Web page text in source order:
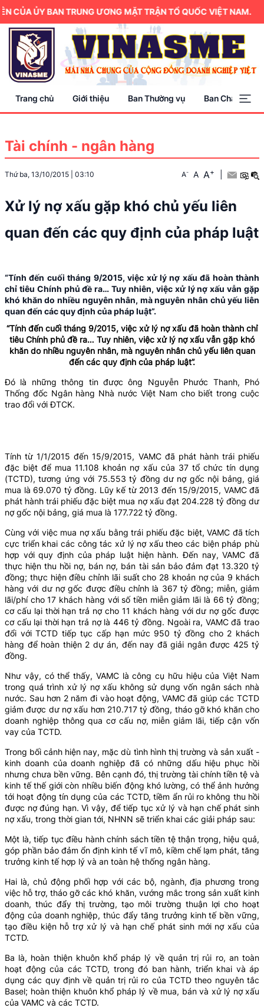
ỦY BAN TRUNG ƯƠNG MẶT TRẬN TỔ QUỐC VIỆT NAM.
Trang chủ Giới thiệu Ban Thường vụ Ban Chấp hành
Tài chính - ngân hàng
Thứ ba, 13/10/2015 03:10 A- A A+
Xử lý nợ xấu gặp khó chủ yếu liên
quan đến các quy định của pháp luật
“Tính đến cuối tháng 9/2015, việc xử lý nợ xấu đã hoàn thành
chỉ tiêu Chính phủ đề ra… Tuy nhiên, việc xử lý nợ xấu vẫn gặp
khó khăn do nhiều nguyên nhân, mà nguyên nhân chủ yếu liên
quan đến các quy định của pháp luật”.
“Tính đến cuối tháng 9/2015, việc xử lý nợ xấu đã hoàn thành chỉ
tiêu Chính phủ đề ra… Tuy nhiên, việc xử lý nợ xấu vẫn gặp khó
khăn do nhiều nguyên nhân, mà nguyên nhân chủ yếu liên quan
đến các quy định của pháp luật”.
Đó là những thông tin được ông Nguyễn Phước Thanh, Phó
Thống đốc Ngân hàng Nhà nước Việt Nam cho biết trong cuộc
trao đổi với ĐTCK.
Tính từ 1/1/2015 đến 15/9/2015, VAMC đã phát hành trái phiếu
đặc biệt để mua 11.108 khoản nợ xấu của 37 tổ chức tín dụng
(TCTD), tương ứng với 75.553 tỷ đồng dư nợ gốc nội bảng, giá
mua là 69.070 tỷ đồng. Lũy kế từ 2013 đến 15/9/2015, VAMC đã
phát hành trái phiếu đặc biệt mua nợ xấu đạt 204.228 tỷ đồng dư
nợ gốc nội bảng, giá mua là 177.722 tỷ đồng.
Cùng với việc mua nợ xấu bằng trái phiếu đặc biệt, VAMC đã tích
cực triển khai các công tác xử lý nợ xấu theo các biện pháp phù
hợp với quy định của pháp luật hiện hành. Đến nay, VAMC đã
thực hiện thu hồi nợ, bán nợ, bán tài sản bảo đảm đạt 13.320 tỷ
đồng; thực hiện điều chỉnh lãi suất cho 28 khoản nợ của 9 khách
hàng với dư nợ gốc được điều chỉnh là 367 tỷ đồng; miễn, giảm
lãi/phí cho 17 khách hàng với số tiền miễn giảm lãi là 66 tỷ đồng;
cơ cấu lại thời hạn trả nợ cho 11 khách hàng với dư nợ gốc được
cơ cấu lại thời hạn trả nợ là 446 tỷ đồng. Ngoài ra, VAMC đã trao
đổi với TCTD tiếp tục cấp hạn mức 950 tỷ đồng cho 2 khách
hàng để hoàn thiện 2 dự án, đến nay đã giải ngân được 425 tỷ
đồng.
Như vậy, có thể thấy, VAMC là công cụ hữu hiệu của Việt Nam
trong quá trình xử lý nợ xấu không sử dụng vốn ngân sách nhà
nước. Sau hơn 2 năm đi vào hoạt động, VAMC đã giúp các TCTD
giảm được dư nợ xấu hơn 210.717 tỷ đồng, tháo gỡ khó khăn cho
doanh nghiệp thông qua cơ cấu nợ, miễn giảm lãi, tiếp cận vốn
vay của TCTD.
Trong bối cảnh hiện nay, mặc dù tình hình thị trường và sản xuất -
kinh doanh của doanh nghiệp đã có những dấu hiệu phục hồi
nhưng chưa bền vững. Bên cạnh đó, thị trường tài chính tiền tệ và
kinh tế thế giới còn nhiều biến động khó lường, có thể ảnh hưởng
tới hoạt động tín dụng của các TCTD, tiềm ẩn rủi ro không thu hồi
được nợ đúng hạn. Vì vậy, để tiếp tục xử lý và hạn chế phát sinh
nợ xấu, trong thời gian tới, NHNN sẽ triển khai các giải pháp sau:
Một là, tiếp tục điều hành chính sách tiền tệ thận trọng, hiệu quả,
góp phần bảo đảm ổn định kinh tế vĩ mô, kiềm chế lạm phát, tăng
trưởng kinh tế hợp lý và an toàn hệ thống ngân hàng.
Hai là, chủ động phối hợp với các bộ, ngành, địa phương trong
việc hỗ trợ, tháo gỡ các khó khăn, vướng mắc trong sản xuất kinh
doanh, thúc đẩy thị trường, tạo môi trường thuận lợi cho hoạt
động của doanh nghiệp, thúc đẩy tăng trưởng kinh tế bền vững,
tạo điều kiện hỗ trợ xử lý và hạn chế phát sinh mới nợ xấu của
TCTD.
Ba là, hoàn thiện khuôn khổ pháp lý về quản trị rủi ro, an toàn
hoạt động của các TCTD, trong đó ban hành, triển khai và áp
dụng các quy định về quản trị rủi ro của TCTD theo nguyên tắc
Basel; hoàn thiện khuôn khổ pháp lý về mua, bán và xử lý nợ xấu
của VAMC và các TCTD.